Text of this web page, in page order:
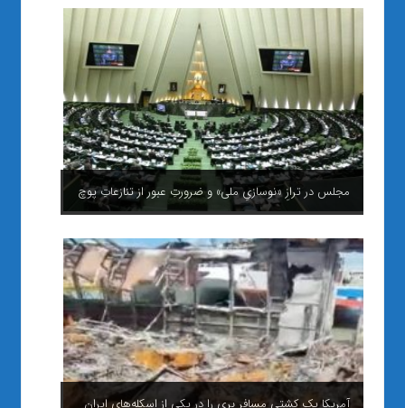
مجلس در ترازِ «نوسازیِ ملی» و ضرورتِ عبور از تنازعاتِ پوچ
آمریکا یک کشتی مسافر بری را در یکی از اسکله‌های ایران